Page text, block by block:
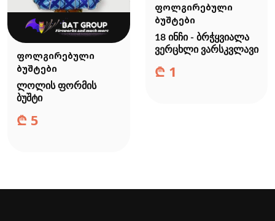
ფოლგირებული
ბუშტები
ლოლის ფორმის
ბუშტი
₾ 5
ფოლგირებული
ბუშტები
18 ინჩი - ბრჭყვიალა
ვერცხლი ვარსკვლავი
₾ 1